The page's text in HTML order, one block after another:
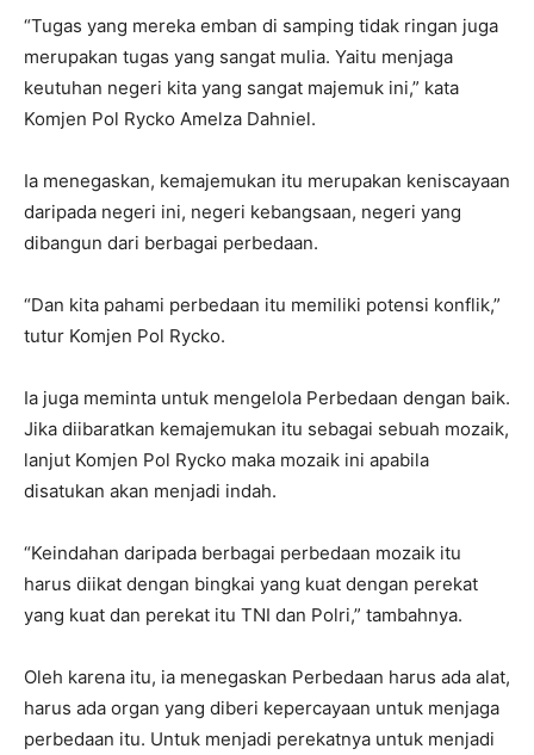
“Tugas yang mereka emban di samping tidak ringan juga
merupakan tugas yang sangat mulia. Yaitu menjaga
keutuhan negeri kita yang sangat majemuk ini,” kata
Komjen Pol Rycko Amelza Dahniel.
Ia menegaskan, kemajemukan itu merupakan keniscayaan
daripada negeri ini, negeri kebangsaan, negeri yang
dibangun dari berbagai perbedaan.
“Dan kita pahami perbedaan itu memiliki potensi konflik,”
tutur Komjen Pol Rycko.
Ia juga meminta untuk mengelola Perbedaan dengan baik.
Jika diibaratkan kemajemukan itu sebagai sebuah mozaik,
lanjut Komjen Pol Rycko maka mozaik ini apabila
disatukan akan menjadi indah.
“Keindahan daripada berbagai perbedaan mozaik itu
harus diikat dengan bingkai yang kuat dengan perekat
yang kuat dan perekat itu TNI dan Polri,” tambahnya.
Oleh karena itu, ia menegaskan Perbedaan harus ada alat,
harus ada organ yang diberi kepercayaan untuk menjaga
perbedaan itu. Untuk menjadi perekatnya untuk menjadi